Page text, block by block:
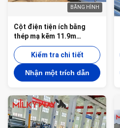
BĂNG HÌNH
Cột điện tiện ích bằng
thép mạ kẽm 11.9m
940dan với độ dày 2.5mm-
16mm để truyền tải điện
lâu dài
Kiểm tra chi tiết
Nhận một trích dẫn